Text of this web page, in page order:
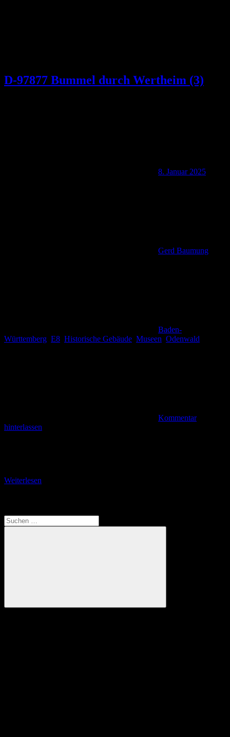
D-97877 Bummel durch Wertheim (3)
8. Januar 2025
Gerd Baumung
Baden-
Württemberg E8 Historische Gebäude Museen Odenwald
Kommentar
hinterlassen
Weiterlesen
Suchen
nach:
Suchen